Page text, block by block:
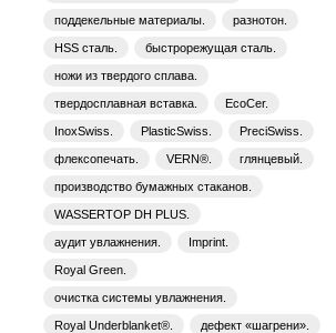
поддекельные материалы. разнотон.
HSS сталь. быстрорежущая сталь.
ножи из твердого сплава.
твердосплавная вставка. EcoCer.
InoxSwiss. PlasticSwiss. PreciSwiss.
флексопечать. VERN®. глянцевый.
производство бумажных стаканов.
WASSERTOP DH PLUS.
аудит увлажнения. Imprint.
Royal Green.
очистка системы увлажнения.
Royal Underblanket®. дефект «шагрени».